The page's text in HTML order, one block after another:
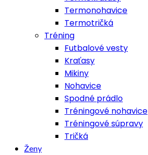
Termonohavice
Termotričká
Tréning
Futbalové vesty
Kraťasy
Mikiny
Nohavice
Spodné prádlo
Tréningové nohavice
Tréningové súpravy
Tričká
Ženy